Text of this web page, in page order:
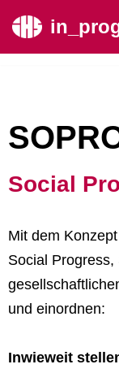
Social
Mit dem
Social
und einordnen:
Inwieweit